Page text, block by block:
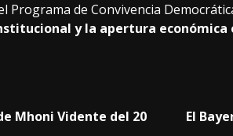
Programa de Convivencia
y la apertura económica
Mhoni Vidente del 20
El